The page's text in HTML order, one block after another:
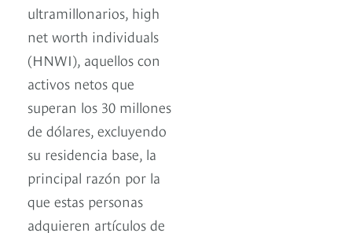
ultramillonarios, high
net worth individuals
(HNWI), aquellos con
activos netos que
superan los 30 millones
de dólares, excluyendo
su residencia base, la
principal razón por la
que estas personas
adquieren artículos de